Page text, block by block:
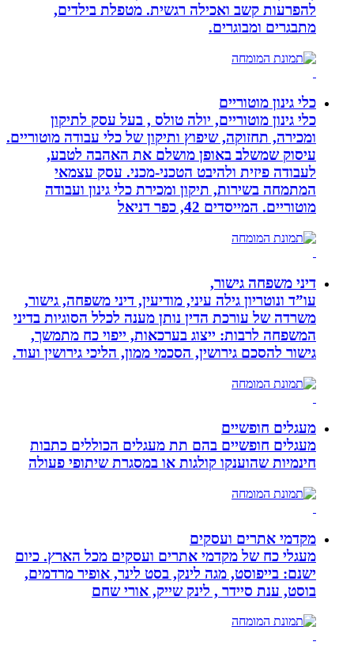
להפרעות קשב ואכילה רגשית. מטפלת בילדים,
מתבגרים ומבוגרים.
כלי גינון מוטוריים
כלי גינון מוטוריים, יולה טולס , בעל עסק לתיקון
ומכירה, תחזוקה, שיפוץ ותיקון של כלי עבודה מוטוריים.
עיסוק שמשלב באופן מושלם את האהבה לטבע,
לעבודה פיזית ולהיבט הטכני-מכני. עסק עצמאי
המתמחה בשירות, תיקון ומכירת כלי גינון ועבודה
מוטוריים. המייסדים 42, כפר דניאל
דיני משפחה גישור,
עו”ד ונוטריון גילה עיני, מודיעין, דיני משפחה, גישור,
משרדה של עורכת הדין נותן מענה לכלל הסוגיות בדיני
המשפחה לרבות: ייצוג בערכאות, ייפוי כח מתמשך,
גישור להסכם גירושין, הסכמי ממון, הליכי גירושין ועוד.
מעגלים חופשיים
מעגלים חופשיים בהם תת מעגלים הכוללים כתבות
חינמיות שהוענקו קולגות או במסגרת שיתופי פעולה
מקדמי אתרים ועסקים
מעגלי כח של מקדמי אתרים ועסקים מכל הארץ. כיום
ישנם: בייפוסט, מגה לינק, בסט לינר, אופיר מרדמים,
בוסט, ענת סיידר , לינק שייק, אורי שחם